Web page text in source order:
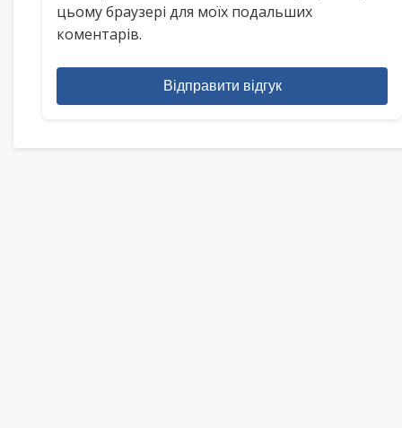
цьому браузері для моїх подальших
коментарів.
Відправити відгук